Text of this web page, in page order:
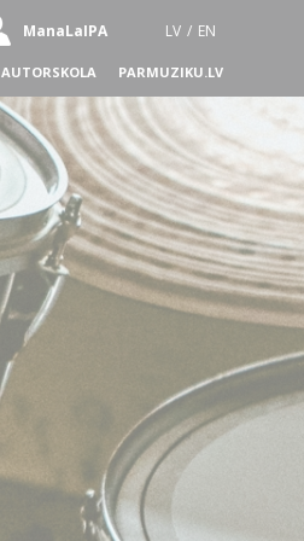
ManaLaIPA LV / EN
AUTORSKOLA PARMUZIKU.LV